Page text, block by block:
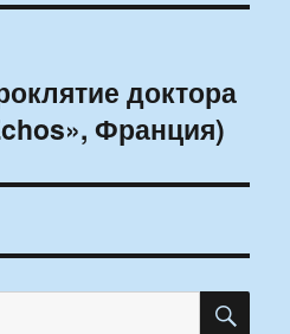
доктора
Франция)